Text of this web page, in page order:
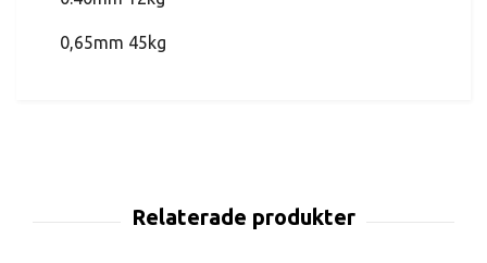
0,65mm 45kg